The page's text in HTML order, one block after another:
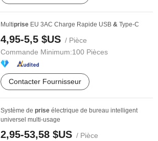
Multiprise EU 3AC Charge Rapide USB & Type-C
4,95-5,5 $US / Pièce
Commande Minimum:100 Pièces
Contacter Fournisseur
Système de prise électrique de bureau intelligent
universel multi-usage
2,95-53,58 $US / Pièce